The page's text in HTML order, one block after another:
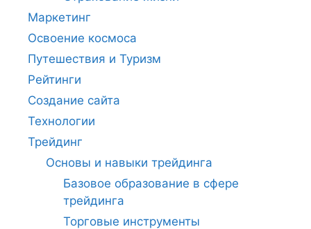
Маркетинг
Освоение космоса
Путешествия и Туризм
Рейтинги
Создание сайта
Технологии
Трейдинг
Основы и навыки трейдинга
Базовое образование в сфере
трейдинга
Торговые инструменты